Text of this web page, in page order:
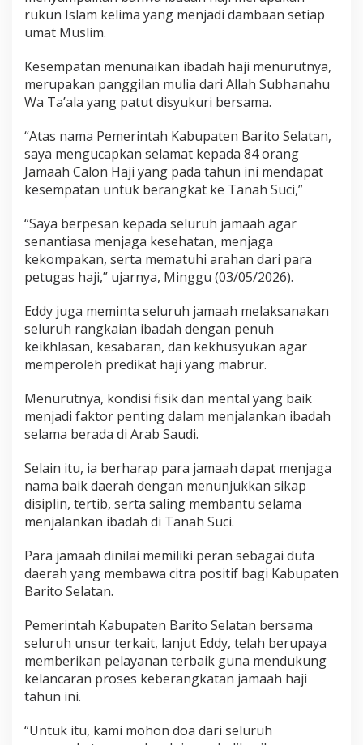
rukun Islam kelima yang menjadi dambaan setiap
umat Muslim.
Kesempatan menunaikan ibadah haji menurutnya,
merupakan panggilan mulia dari Allah Subhanahu
Wa Ta’ala yang patut disyukuri bersama.
“Atas nama Pemerintah Kabupaten Barito Selatan,
saya mengucapkan selamat kepada 84 orang
Jamaah Calon Haji yang pada tahun ini mendapat
kesempatan untuk berangkat ke Tanah Suci,”
“Saya berpesan kepada seluruh jamaah agar
senantiasa menjaga kesehatan, menjaga
kekompakan, serta mematuhi arahan dari para
petugas haji,” ujarnya, Minggu (03/05/2026).
Eddy juga meminta seluruh jamaah melaksanakan
seluruh rangkaian ibadah dengan penuh
keikhlasan, kesabaran, dan kekhusyukan agar
memperoleh predikat haji yang mabrur.
Menurutnya, kondisi fisik dan mental yang baik
menjadi faktor penting dalam menjalankan ibadah
selama berada di Arab Saudi.
Selain itu, ia berharap para jamaah dapat menjaga
nama baik daerah dengan menunjukkan sikap
disiplin, tertib, serta saling membantu selama
menjalankan ibadah di Tanah Suci.
Para jamaah dinilai memiliki peran sebagai duta
daerah yang membawa citra positif bagi Kabupaten
Barito Selatan.
Pemerintah Kabupaten Barito Selatan bersama
seluruh unsur terkait, lanjut Eddy, telah berupaya
memberikan pelayanan terbaik guna mendukung
kelancaran proses keberangkatan jamaah haji
tahun ini.
“Untuk itu, kami mohon doa dari seluruh